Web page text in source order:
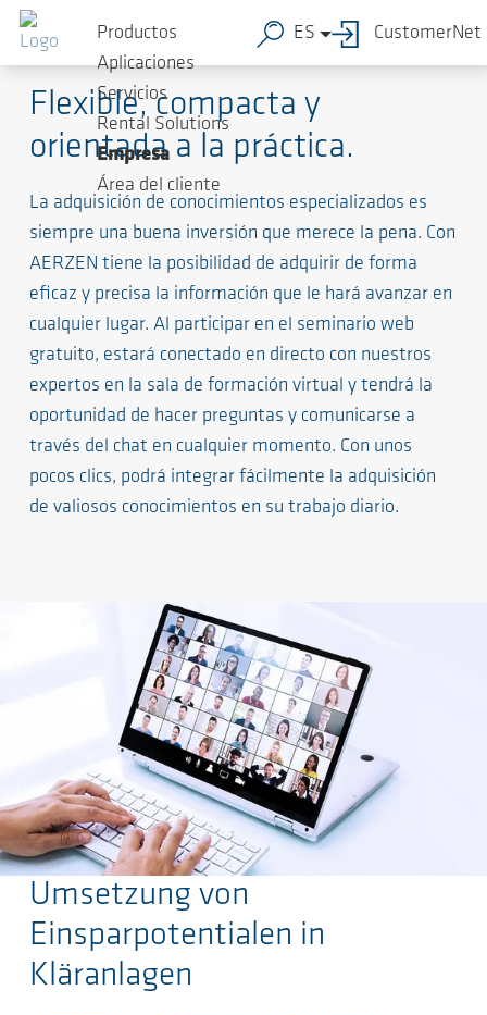
Seminarios web de AERZEN
Flexible, compacta y
orientada a la práctica.
La adquisición de conocimientos especializados es
siempre una buena inversión que merece la pena. Con
AERZEN tiene la posibilidad de adquirir de forma
eficaz y precisa la información que le hará avanzar en
cualquier lugar. Al participar en el seminario web
gratuito, estará conectado en directo con nuestros
expertos en la sala de formación virtual y tendrá la
oportunidad de hacer preguntas y comunicarse a
través del chat en cualquier momento. Con unos
pocos clics, podrá integrar fácilmente la adquisición
de valiosos conocimientos en su trabajo diario.
Saltar al contenido principal
Productos
Aplicaciones
Servicios
Rental Solutions
Empresa
Área del cliente
ES CustomerNet
Umsetzung von
Einsparpotentialen in
Kläranlagen